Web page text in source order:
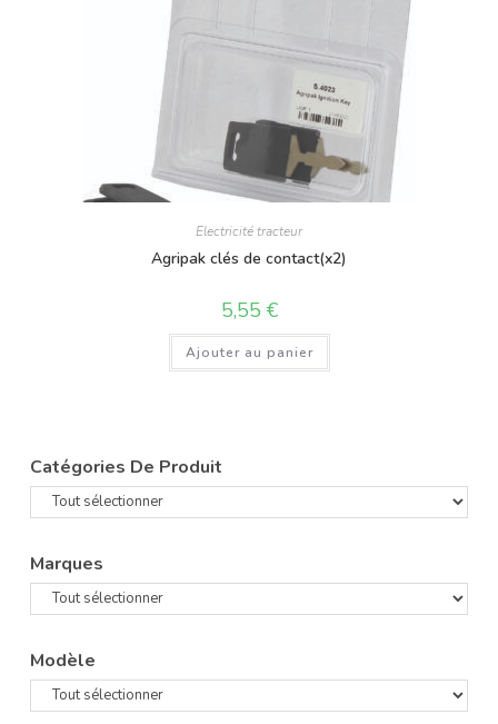
Electricité tracteur
Agripak clés de contact(x2)
5,55 €
Ajouter au panier
Catégories De Produit
Marques
Modèle